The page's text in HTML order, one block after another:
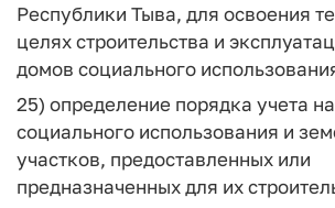
Республики Тыва, для освоения
целях строительства и
домов социального
25) определение порядка учета
социального использования и
участков, предоставленных или
предназначенных для их